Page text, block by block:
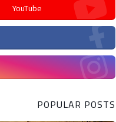
YouTube
POPULAR POSTS